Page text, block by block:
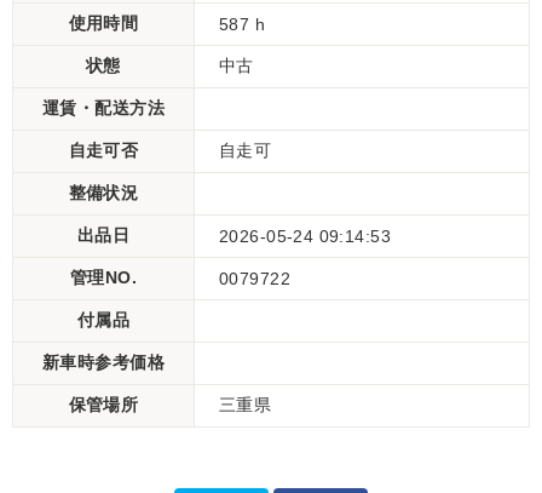
使用時間 587 h
状態 中古
運賃・配送方法
自走可否 自走可
整備状況
出品日 2026-05-24 09:14:53
管理NO. 0079722
付属品
新車時参考価格
保管場所 三重県